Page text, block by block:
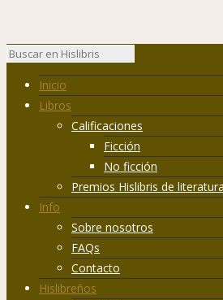
Inicio
Libros
Calificaciones
Ficción
No ficción
Premios Hislibris de
Info
Sobre nosotros
FAQs
Contacto
Hislibreños